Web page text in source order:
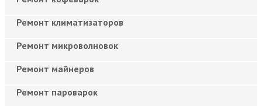
Ремонт климатизаторов
Ремонт микроволновок
Ремонт майнеров
Ремонт пароварок